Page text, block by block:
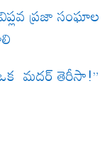
ప్రజా సంఘాల
మదర్ తెరీసా!”